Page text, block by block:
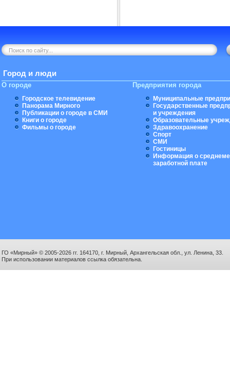
Город и люди
О городе
Городское телевидение
Панорама Мирного
Публикации о городе в СМИ
Книги о городе
Фильмы о городе
Предприятия города
Муниципальные
Государственные
и учреждения
Образовательные
Здравоохранение
Спорт
СМИ
Гостиницы
Информация о
заработной плате
ГО «Мирный» © 2005-2026 гг. 164170, г. Мирный, Архангельская обл., ул. Ленина, 33.
При использовании материалов ссылка обязательна.